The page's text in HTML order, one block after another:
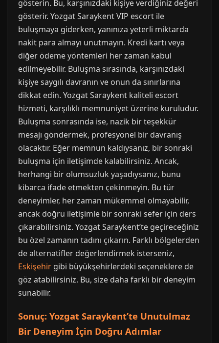
gösterin. Bu, karşınızdaki kişiye verdiğiniz değeri
gösterir. Yozgat Saraykent VIP escort ile
buluşmaya giderken, yanınıza yeterli miktarda
nakit para almayı unutmayın. Kredi kartı veya
diğer ödeme yöntemleri her zaman kabul
edilmeyebilir. Buluşma sırasında, karşınızdaki
kişiye saygılı davranın ve onun da sınırlarına
dikkat edin. Yozgat Saraykent kaliteli escort
hizmeti, karşılıklı memnuniyet üzerine kuruludur.
Buluşma sonrasında ise, nazik bir teşekkür
mesajı göndermek, profesyonel bir davranış
olacaktır. Eğer memnun kaldıysanız, bir sonraki
buluşma için iletişimde kalabilirsiniz. Ancak,
herhangi bir olumsuzluk yaşadıysanız, bunu
kibarca ifade etmekten çekinmeyin. Bu tür
deneyimler, her zaman mükemmel olmayabilir,
ancak doğru iletişimle bir sonraki sefer için ders
çıkarabilirsiniz. Yozgat Saraykent’te geçireceğiniz
bu özel zamanın tadını çıkarın. Farklı bölgelerden
de alternatifler değerlendirmek isterseniz,
Eskişehir gibi büyükşehirlerdeki seçeneklere de
göz atabilirsiniz. Bu, size daha farklı bir deneyim
sunabilir.
Sonuç: Yozgat Saraykent’te Unutulmaz
Bir Deneyim İçin Doğru Adımlar